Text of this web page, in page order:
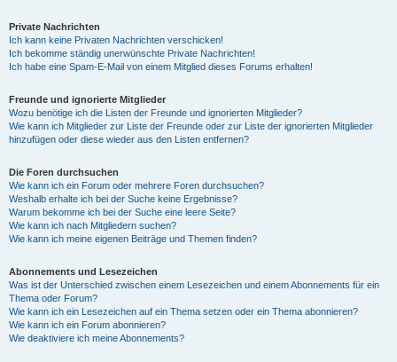
Private Nachrichten
Ich kann keine Privaten Nachrichten verschicken!
Ich bekomme ständig unerwünschte Private Nachrichten!
Ich habe eine Spam-E-Mail von einem Mitglied dieses Forums erhalten!
Freunde und ignorierte Mitglieder
Wozu benötige ich die Listen der Freunde und ignorierten Mitglieder?
Wie kann ich Mitglieder zur Liste der Freunde oder zur Liste der ignorierten Mitglieder
hinzufügen oder diese wieder aus den Listen entfernen?
Die Foren durchsuchen
Wie kann ich ein Forum oder mehrere Foren durchsuchen?
Weshalb erhalte ich bei der Suche keine Ergebnisse?
Warum bekomme ich bei der Suche eine leere Seite?
Wie kann ich nach Mitgliedern suchen?
Wie kann ich meine eigenen Beiträge und Themen finden?
Abonnements und Lesezeichen
Was ist der Unterschied zwischen einem Lesezeichen und einem Abonnements für ein
Thema oder Forum?
Wie kann ich ein Lesezeichen auf ein Thema setzen oder ein Thema abonnieren?
Wie kann ich ein Forum abonnieren?
Wie deaktiviere ich meine Abonnements?